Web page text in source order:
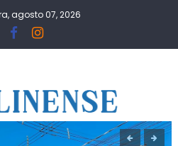
agosto 07, 2026